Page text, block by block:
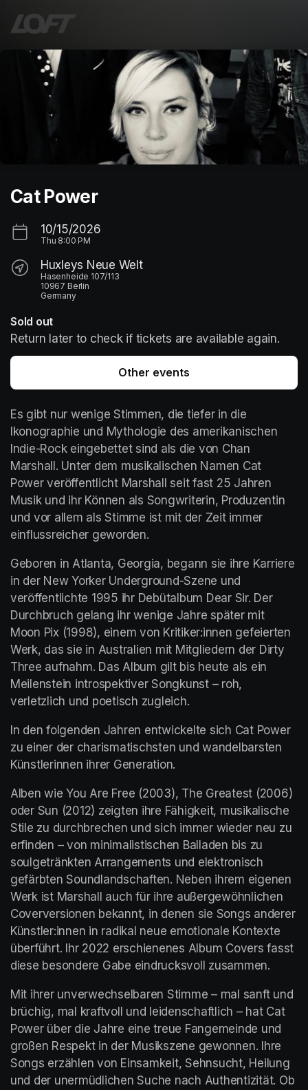
Cat Power
10/15/2026
Thu 8:00 PM
Huxleys Neue Welt
Hasenheide 107/113
10967 Berlin
Germany
Sold out
Return later to check if tickets are available again.
Other events
Es gibt nur wenige Stimmen, die tiefer in die
Ikonographie und Mythologie des amerikanischen
Indie-Rock eingebettet sind als die von Chan
Marshall. Unter dem musikalischen Namen Cat
Power veröffentlicht Marshall seit fast 25 Jahren
Musik und ihr Können als Songwriterin, Produzentin
und vor allem als Stimme ist mit der Zeit immer
einflussreicher geworden.
Geboren in Atlanta, Georgia, begann sie ihre Karriere
in der New Yorker Underground-Szene und
veröffentlichte 1995 ihr Debütalbum Dear Sir. Der
Durchbruch gelang ihr wenige Jahre später mit
Moon Pix (1998), einem von Kritiker:innen gefeierten
Werk, das sie in Australien mit Mitgliedern der Dirty
Three aufnahm. Das Album gilt bis heute als ein
Meilenstein introspektiver Songkunst – roh,
verletzlich und poetisch zugleich.
In den folgenden Jahren entwickelte sich Cat Power
zu einer der charismatischsten und wandelbarsten
Künstlerinnen ihrer Generation.
Alben wie You Are Free (2003), The Greatest (2006)
oder Sun (2012) zeigten ihre Fähigkeit, musikalische
Stile zu durchbrechen und sich immer wieder neu zu
erfinden – von minimalistischen Balladen bis zu
soulgetränkten Arrangements und elektronisch
gefärbten Soundlandschaften. Neben ihrem eigenen
Werk ist Marshall auch für ihre außergewöhnlichen
Coverversionen bekannt, in denen sie Songs anderer
Künstler:innen in radikal neue emotionale Kontexte
überführt. Ihr 2022 erschienenes Album Covers fasst
diese besondere Gabe eindrucksvoll zusammen.
Mit ihrer unverwechselbaren Stimme – mal sanft und
brüchig, mal kraftvoll und leidenschaftlich – hat Cat
Power über die Jahre eine treue Fangemeinde und
großen Respekt in der Musikszene gewonnen. Ihre
Songs erzählen von Einsamkeit, Sehnsucht, Heilung
und der unermüdlichen Suche nach Authentizität. Ob